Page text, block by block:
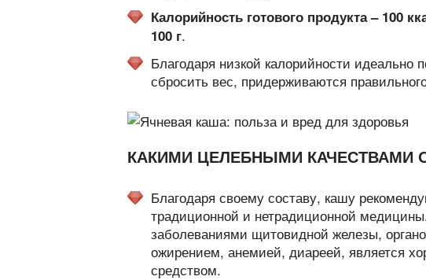
Калорийность готового продукта – 100
100 г.
Благодаря низкой калорийности
сбросить вес, придерживаются
КАКИМИ ЦЕЛЕБНЫМИ КАЧЕСТВАМИ
Благодаря своему составу, кашу
традиционной и нетрадиционной
заболеваниями щитовидной железы,
ожирением, анемией, диареей, является
средством.